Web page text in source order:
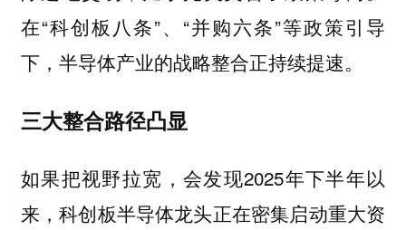
在“科创板八条”、“并购六条”等政策引导
下，半导体产业的战略整合正持续提速。
三大整合路径凸显
如果把视野拉宽，会发现2025年下半年以
来，科创板半导体龙头正在密集启动重大资